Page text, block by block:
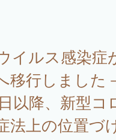
イルス感染症
移行しました
以降、新型コ
法上の位置づ